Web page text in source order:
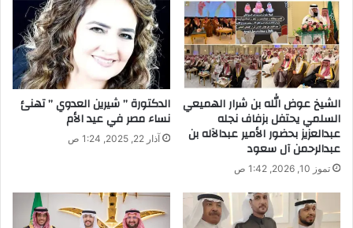
الشيخ عوض الله بن شرار الهميعي
السلمي يحتفل بزفاف نجله
عبدالعزيز بحضور الأمير عبدالآله بن
عبدالرحمن آل سعود
تموز 10, 2026, 1:42 ص
الدكتورة ” شيرين العدوي ” تهنئ
نساء مصر في عيد الأم
آذار 22, 2025, 1:24 ص